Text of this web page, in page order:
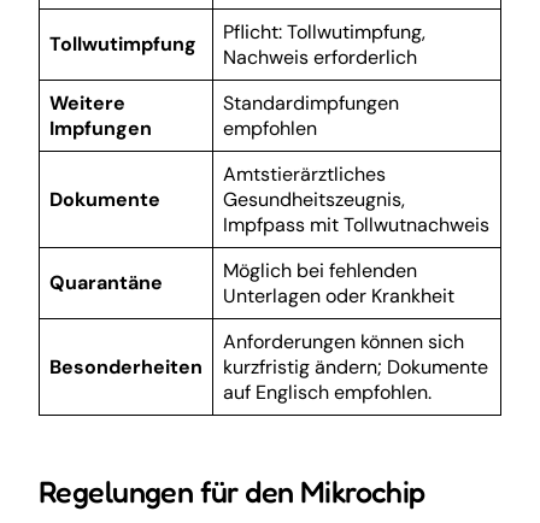
Tollwutimpfung
Pflicht: Tollwutimpfung,
Nachweis erforderlich
Weitere
Impfungen
Standardimpfungen
empfohlen
Dokumente
Amtstierärztliches
Gesundheitszeugnis,
Impfpass mit Tollwutnachweis
Quarantäne
Möglich bei fehlenden
Unterlagen oder Krankheit
Besonderheiten
Anforderungen können sich
kurzfristig ändern; Dokumente
auf Englisch empfohlen.
Regelungen für den Mikrochip